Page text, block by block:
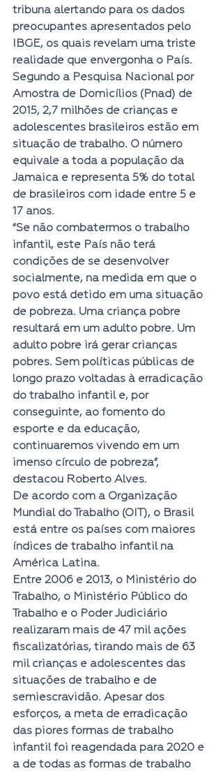
tribuna alertando para os dados
preocupantes apresentados pelo
IBGE, os quais revelam uma triste
realidade que envergonha o País.
Segundo a Pesquisa Nacional por
Amostra de Domicílios (Pnad) de
2015, 2,7 milhões de crianças e
adolescentes brasileiros estão em
situação de trabalho. O número
equivale a toda a população da
Jamaica e representa 5% do total
de brasileiros com idade entre 5 e
17 anos.
“Se não combatermos o trabalho
infantil, este País não terá
condições de se desenvolver
socialmente, na medida em que o
povo está detido em uma situação
de pobreza. Uma criança pobre
resultará em um adulto pobre. Um
adulto pobre irá gerar crianças
pobres. Sem políticas públicas de
longo prazo voltadas à erradicação
do trabalho infantil e, por
conseguinte, ao fomento do
esporte e da educação,
continuaremos vivendo em um
imenso círculo de pobreza”,
destacou Roberto Alves.
De acordo com a Organização
Mundial do Trabalho (OIT), o Brasil
está entre os países com maiores
índices de trabalho infantil na
América Latina.
Entre 2006 e 2013, o Ministério do
Trabalho, o Ministério Público do
Trabalho e o Poder Judiciário
realizaram mais de 47 mil ações
fiscalizatórias, tirando mais de 63
mil crianças e adolescentes das
situações de trabalho e de
semiescravidão. Apesar dos
esforços, a meta de erradicação
das piores formas de trabalho
infantil foi reagendada para 2020 e
a de todas as formas de trabalho